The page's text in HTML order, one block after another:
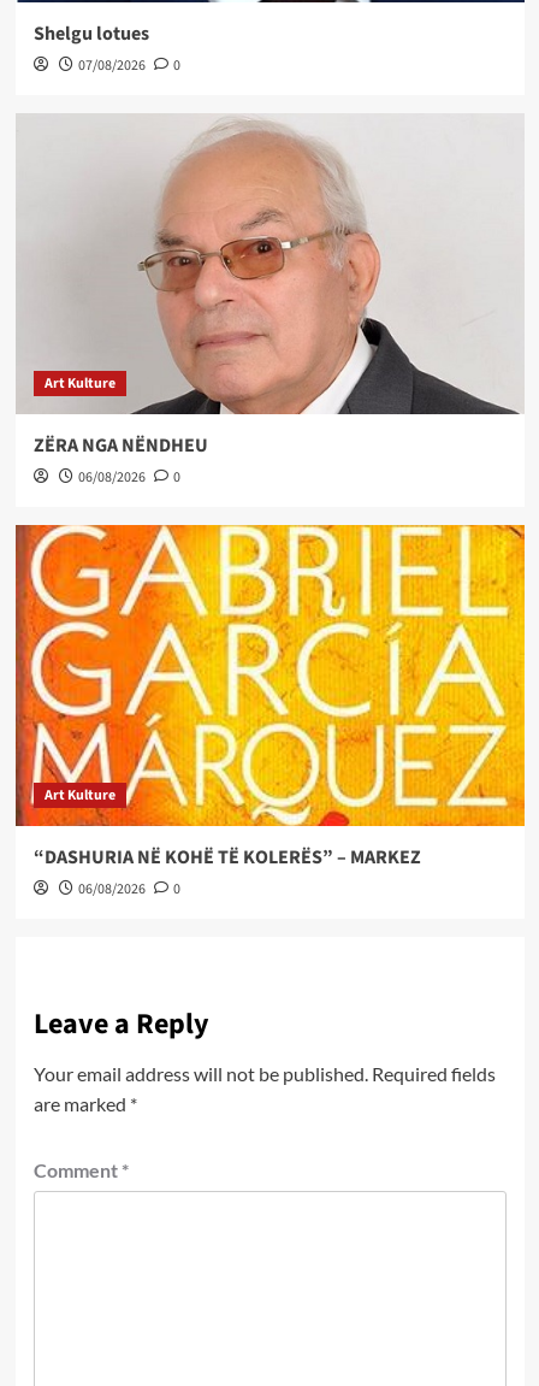
Shelgu lotues
07/08/2026 0
Art Kulture
ZËRA NGA NËNDHEU
06/08/2026 0
Art Kulture
“DASHURIA NË KOHË TË KOLERËS” – MARKEZ
06/08/2026 0
Leave a Reply
Your email address will not be published. Required fields
are marked *
Comment *